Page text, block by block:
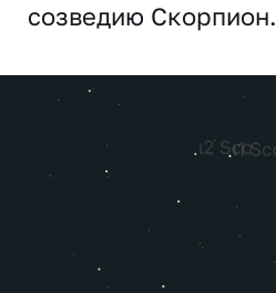
созведию Скорпион.